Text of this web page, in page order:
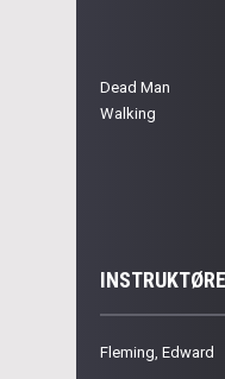
Dead Man
Walking
Fleming, Edward